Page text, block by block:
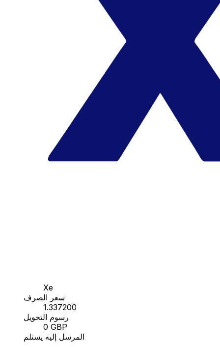
Xe
سعر الصرف
1.337200
رسوم التحويل
0 GBP
المرسل إليه يستلم